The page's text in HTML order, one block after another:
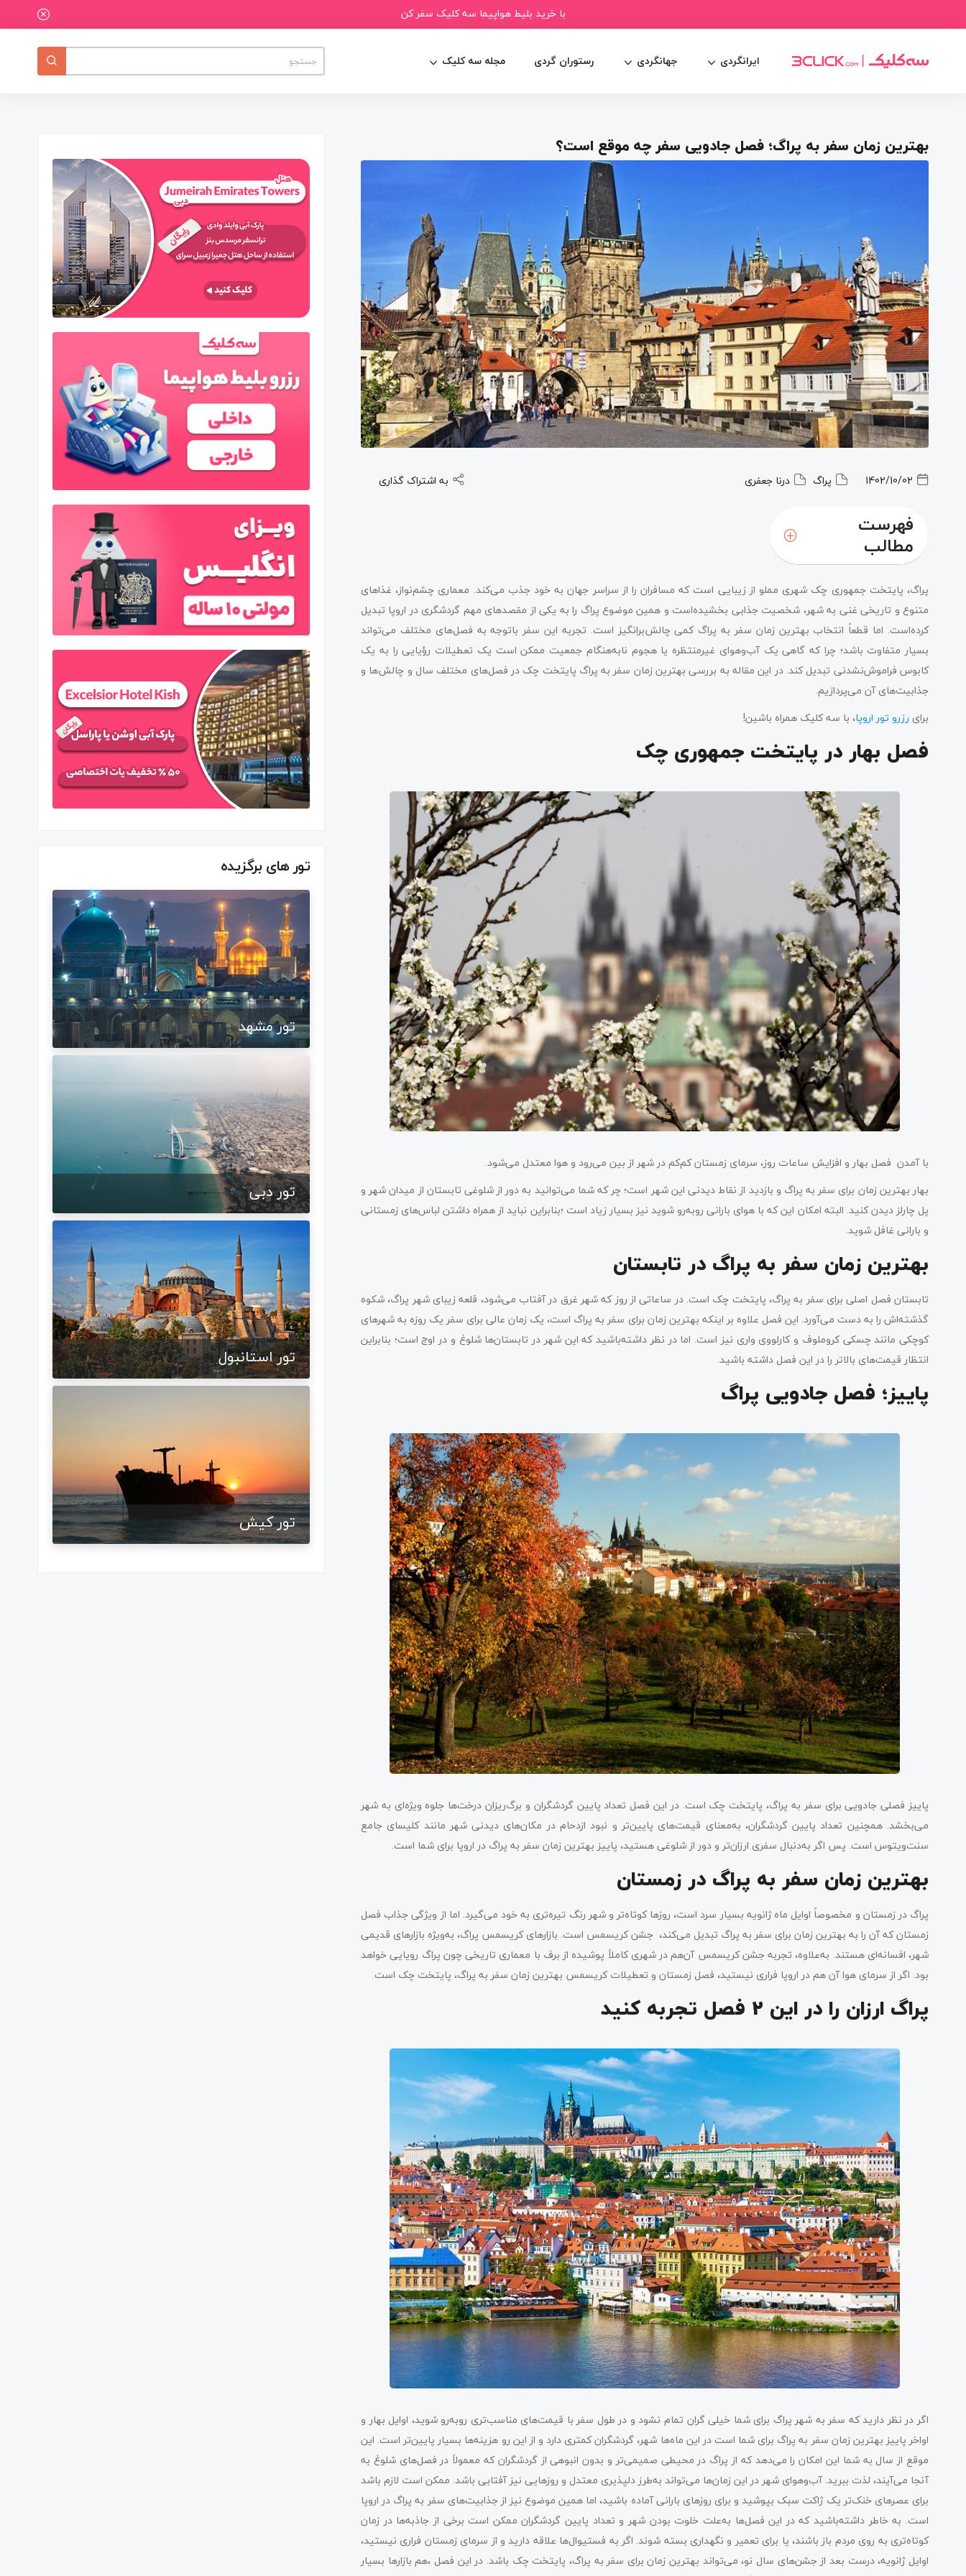
با خرید بلیط هواپیما سه کلیک سفر کن
ایرانگردی جهانگردی رستوران گردی مجله سه کلیک
بهترین زمان سفر به پراگ؛ فصل جادویی سفر چه موقع است؟
1402/10/02 پراگ درنا جعفری به اشتراک گذاری
فهرست
مطالب
پراگ، پایتخت جمهوری چک شهری مملو از زیبایی است که مسافران را از سراسر جهان به خود جذب می‌کند. معماری چشم‌نواز، غذاهای
متنوع و تاریخی غنی به شهر، شخصیت جذابی بخشیده‌است و همین موضوع پراگ را به یکی از مقصد‌های مهم گردشگری در اروپا تبدیل
کرده‌است. اما قطعاً انتخاب بهترین زمان سفر به پراگ کمی چالش‌برانگیز است. تجربه این سفر باتوجه به فصل‌های مختلف می‌تواند
بسیار متفاوت باشد؛ چرا که گاهی یک آب‌وهوای غیرمنتظره یا هجوم نابه‌هنگام جمعیت ممکن است یک تعطیلات رؤیایی را به یک
کابوس فراموش‌نشدنی تبدیل کند. در این مقاله به بررسی بهترین زمان سفر به پراگ پایتخت چک در فصل‌های مختلف سال و چالش‌ها و
جذابیت‌های آن می‌پردازیم.
برای رزرو تور اروپا، با سه کلیک همراه باشین!
فصل بهار در پایتخت جمهوری چک
با آمدن فصل بهار و افزایش ساعات روز، سرمای زمستان کم‌کم در شهر از بین می‌رود و هوا معتدل می‌شود.
بهار بهترین زمان برای سفر به پراگ و بازدید از نقاط دیدنی این شهر است؛ چر که شما می‌توانید به ‌دور از شلوغی تابستان از میدان شهر و
پل چارلز دیدن کنید. البته امکان این ‌که با هوای بارانی روبه‌رو شوید نیز بسیار زیاد است ؛بنابراین نباید از همراه داشتن لباس‌های زمستانی
و بارانی غافل شوید.
بهترین زمان سفر به پراگ در تابستان
تابستان فصل اصلی برای سفر به پراگ، پایتخت چک است. در ساعاتی از روز که شهر غرق در آفتاب می‌شود، قلعه زیبای شهر پراگ، شکوه
گذشته‌اش را به‌ دست می‌آورد. این فصل علاوه بر اینکه بهترین زمان برای سفر به پراگ است، یک زمان عالی برای سفر یک روزه به شهرهای
کوچکی مانند چسکی کروملوف و کارلووی واری نیز است. اما در نظر داشته‌باشید که این شهر در تابستان‌ها شلوغ و در اوج است؛ بنابراین
انتظار قیمت‌های بالاتر را در این فصل داشته باشید‌.
پاییز؛ فصل جادویی پراگ
پاییز فصلی جادویی برای سفر به پراگ، پایتخت چک است. در این فصل تعداد پایین گردشگران و برگ‌ریزان درخت‌ها جلوه ویژه‌ای به شهر
می‌بخشد. همچنین تعداد پایین گردشگران، به‌معنای قیمت‌های پایین‌تر و نبود ازدحام در مکان‌های دیدنی شهر مانند کلیسای جامع
سنت‌ویتوس است. پس اگر به‌دنبال سفری ارزان‌تر و دور از شلوغی هستید، پاییز بهترین زمان سفر به پراگ در اروپا برای شما است.
بهترین زمان سفر به پراگ در زمستان
پراگ در زمستان و مخصوصاً اوایل ماه ژانویه بسیار سرد است، روزها کوتاه‌تر و شهر رنگ تیره‌تری به خود می‌گیرد. اما از ویژگی جذاب فصل
زمستان که آن را به بهترین زمان برای سفر به پراگ تبدیل می‌کند، جشن کریسمس است. بازارهای کریسمس پراگ، به‌ویژه بازارهای قدیمی
شهر، افسانه‌ای هستند. به‌علاوه، تجربه جشن کریسمس آن‌هم در شهری کاملاً پوشیده از برف با معماری تاریخی چون پراگ رویایی خواهد
بود. اگر از سرمای هوا آن هم در اروپا فراری نیستید، فصل زمستان و تعطیلات کریسمس بهترین زمان سفر به پراگ، پایتخت چک است.
پراگ ارزان را در این 2 فصل تجربه کنید
اگر در نظر دارید که سفر به شهر پراگ برای شما خیلی گران تمام نشود و در طول سفر با قیمت‌های مناسب‌تری روبه‌رو شوید، اوایل بهار و
اواخر پاییز بهترین زمان سفر به پراگ برای شما است در این ماه‌ها شهر، گردشگران کمتری دارد و از این رو هزینه‌ها بسیار پایین‌تر است. این
موقع از سال به شما این امکان را می‌دهد که از پراگ در محیطی صمیمی‌تر و بدون انبوهی از گردشگران که معمولاً در فصل‌های شلوغ به
آنجا می‌آیند، لذت ببرید. آب‌وهوای شهر در این زمان‌ها می‌تواند به‌طرز دلپذیری معتدل و روزهایی نیز آفتابی باشد. ممکن است لازم باشد
برای عصرهای خنک‌تر یک ژاکت سبک بپوشید و برای روزهای بارانی آماده باشید، اما همین موضوع نیز از جذابیت‌های سفر به پراگ در اروپا
است. به ‌خاطر داشته‌باشید که در این فصل‌ها به‌علت خلوت بودن شهر و تعداد پایین گردشگران ممکن است برخی از جاذبه‌ها در زمان
کوتاه‌تری به روی مردم باز باشند، یا برای تعمیر و نگهداری بسته شوند. اگر به فستیوال‌ها علاقه دارید و از سرمای زمستان فراری نیستید،
اوایل ژانویه، درست بعد از جشن‌های سال نو، می‌تواند بهترین زمان برای سفر به پراگ، پایتخت چک باشد. در این فصل ،هم بازارها بسیار
تور های برگزیده
تور مشهد
تور دبی
تور استانبول
تور کیش